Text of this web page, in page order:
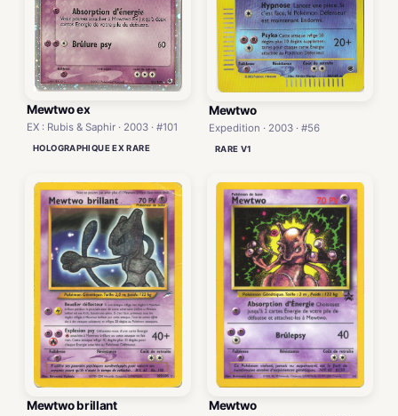
Mewtwo ex
EX : Rubis & Saphir · 2003 · #101
HOLOGRAPHIQUE EX RARE
Mewtwo
Expedition · 2003 · #56
RARE V1
Mewtwo brillant Mewtwo